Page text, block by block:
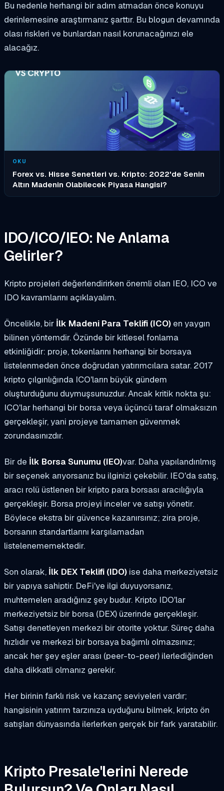
Bu nedenle herhangi bir adım atmadan önce konuyu
derinlemesine araştırmanız şarttır. Bu blogun devamında
olası riskleri ve bunlardan nasıl korunacağınızı ele
alacağız.
OKU
Forex vs. Hisse Senetleri vs. Kripto: 2022'de Senin
Altın Madenin Olabilecek Piyasa Hangisi?
IDO/ICO/IEO: Ne Anlama
Gelirler?
Kripto projeleri değerlendirirken önemli olan IEO, ICO ve
IDO kavramlarını açıklayalım.
Öncelikle, bir İlk Madeni Para Teklifi (ICO) en yaygın
bilinen yöntemdir. Özünde bir kitlesel fonlama
etkinliğidir: proje, tokenlarını herhangi bir borsaya
listelenmeden önce doğrudan yatırımcılara satar. 2017
kripto çılgınlığında ICO'ların büyük gündem
oluşturduğunu duymuşsunuzdur. Ancak kritik nokta şu:
ICO'lar herhangi bir borsa veya üçüncü taraf olmaksızın
gerçekleşir, yani projeye tamamen güvenmek
zorundasınızdır.
Bir de İlk Borsa Sunumu (IEO)var. Daha yapılandırılmış
bir seçenek arıyorsanız bu ilginizi çekebilir. IEO'da satış,
aracı rolü üstlenen bir kripto para borsası aracılığıyla
gerçekleşir. Borsa projeyi inceler ve satışı yönetir.
Böylece ekstra bir güvence kazanırsınız; zira proje,
borsanın standartlarını karşılamadan
listelenememektedir.
Son olarak, İlk DEX Teklifi (IDO) ise daha merkeziyetsiz
bir yapıya sahiptir. DeFi'ye ilgi duyuyorsanız,
muhtemelen aradığınız şey budur. Kripto IDO'lar
merkeziyetsiz bir borsa (DEX) üzerinde gerçekleşir.
Satışı denetleyen merkezi bir otorite yoktur. Süreç daha
hızlıdır ve merkezi bir borsaya bağımlı olmazsınız;
ancak her şey eşler arası (peer-to-peer) ilerlediğinden
daha dikkatli olmanız gerekir.
Her birinin farklı risk ve kazanç seviyeleri vardır;
hangisinin yatırım tarzınıza uyduğunu bilmek, kripto ön
satışları dünyasında ilerlerken gerçek bir fark yaratabilir.
Kripto Presale'lerini Nerede